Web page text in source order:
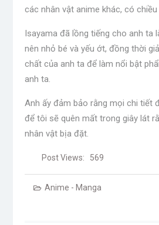
các nhân vật anime khác, có
Isayama đã lồng tiếng cho anh ta
nên nhỏ bé và yếu ớt, đồng thời
chất của anh ta để làm nổi bật
anh ta.
Anh ấy đảm bảo rằng mọi chi tiết
để tôi sẽ quên mất trong giây lát
nhân vật bịa đặt.
Post Views: 569
Anime - Manga